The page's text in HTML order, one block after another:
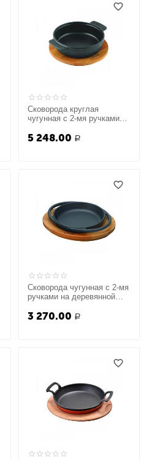
Сковорода круглая
чугунная с 2-мя ручками
17 см, LAVA
5 248.00 Р
Сковорода чугунная с 2-мя
ручками на деревянной
3 270.00 Р